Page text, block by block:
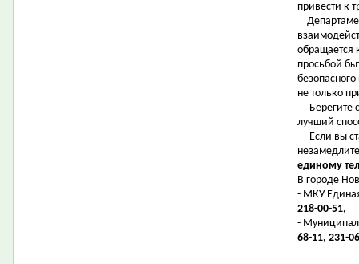
привести к
обращается
просьбой
не только
Берегите
лучший
Если вы
единому
В городе
- МКУ
218-00-51,
-
68-11, 231-